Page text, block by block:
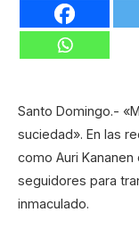
Santo Domingo.-
suciedad». En las
como Auri
seguidores para
inmaculado.